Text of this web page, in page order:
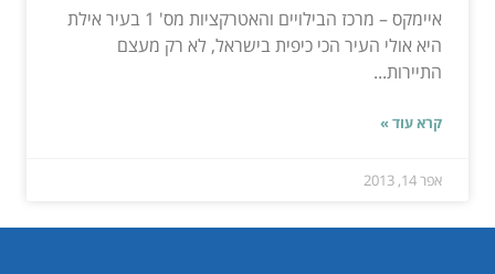
איימקס – מרכז הבילויים והאטרקציות מס' 1 בעיר אילת
היא אולי העיר הכי כיפית בישראל, לא רק מעצם
התיירות...
קרא עוד »
אפר 14, 2013